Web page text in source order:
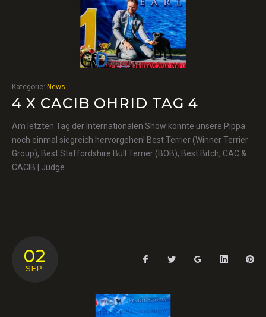
Kategorie: News
4 X CACIB OHRID TAG 4
Am letzten Tag der Internationalen Show konnte unsere Pippa
noch einmal siegreich hervorgehen! Best Terrier (Winner Terrier
Group), Best Staffordshire Bull Terrier (BOB), Best Bitch, CAC &
CACIB | Judge…
02
SEP.
FacebookTwitter Google+ LinkedIn